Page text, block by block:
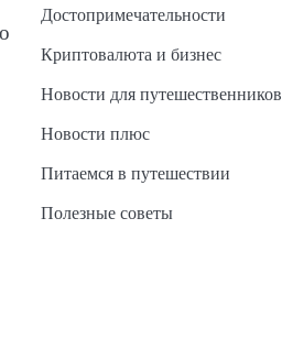
Достопримечательности
Криптовалюта и бизнес
Новости для путешественников
Новости плюс
Питаемся в путешествии
Полезные советы